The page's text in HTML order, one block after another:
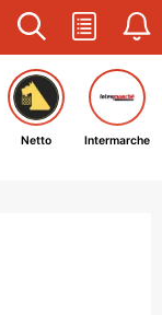
Netto Intermarche